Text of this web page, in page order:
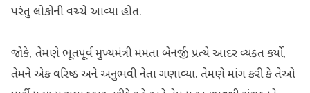
પરંતુ લોકોની વચ્ચે આવ્યા હોત.
જોકે, તેમણે ભૂતપૂર્વ મુખ્યમંત્રી મમતા બેનર્જી પ્રત્યે આદર વ્યક્ત કર્યો,
તેમને એક વરિષ્ઠ અને અનુભવી નેતા ગણાવ્યા. તેમણે માંગ કરી કે તેઓ